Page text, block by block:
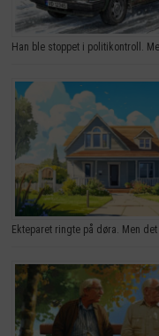
Han ble stoppet i politikontroll.
Ekteparet ringte på døra. Men